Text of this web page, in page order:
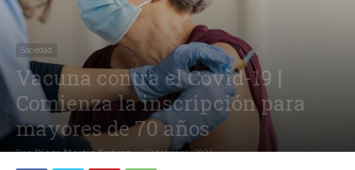
Sociedad
Vacuna contra el Covid-19 |
Comienza la inscripción para
mayores de 70 años
Por Diego Martín Suárez - 22 febrero, 2021